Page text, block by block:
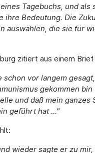
Tagebuchs, und als
ihre Bedeutung. Die
auswählen, die sie für
zitiert aus einem
schon vor langem
gekommen bin
und daß mein ganzes
geführt hat ..."
wieder sagte er zu